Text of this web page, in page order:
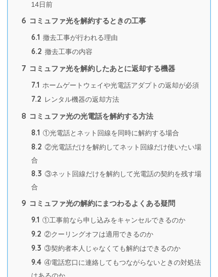
14日前
6 コミュファ光を解約するときの工事
6.1 撤去工事が行われる理由
6.2 撤去工事の内容
7 コミュファ光を解約したあとに返却する機器
7.1 ホームゲートウェイや光電話アダプトの返却が必須
7.2 レンタル機器の返却方法
8 コミュファ光の光電話を解約する方法
8.1 ①光電話とネット回線を同時に解約する場合
8.2 ②光電話だけを解約してネット回線だけ使いたい場
合
8.3 ③ネット回線だけを解約して光電話の契約を残す場
合
9 コミュファ光の解約にまつわるよくある疑問
9.1 ①工事前なら申し込みをキャンセルできるのか
9.2 ②クーリングオフは適用できるのか
9.3 ③契約者本人じゃなくても解約はできるのか
9.4 ④電話窓口に連絡してもつながらないときの対処法